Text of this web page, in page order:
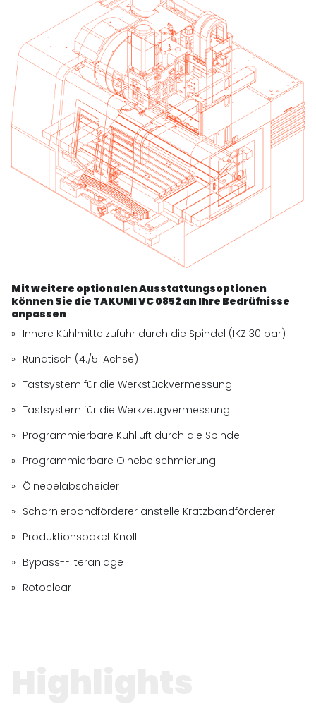
Mit weitere optionalen Ausstattungsoptionen
können Sie die TAKUMI VC 0852 an Ihre Bedrüfnisse
anpassen
Innere Kühlmittelzufuhr durch die Spindel (IKZ 30 bar)
Rundtisch (4./5. Achse)
Tastsystem für die Werkstückvermessung
Tastsystem für die Werkzeugvermessung
Programmierbare Kühlluft durch die Spindel
Programmierbare Ölnebelschmierung
Ölnebelabscheider
Scharnierbandförderer anstelle Kratzbandförderer
Produktionspaket Knoll
Bypass-Filteranlage
Rotoclear